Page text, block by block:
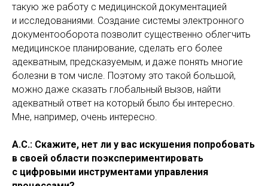
такую же работу с медицинской документацией
и исследованиями. Создание системы электронного
документооборота позволит существенно облегчить
медицинское планирование, сделать его более
адекватным, предсказуемым, и даже понять многие
болезни в том числе. Поэтому это такой большой,
можно даже сказать глобальный вызов, найти
адекватный ответ на который было бы интересно.
Мне, например, очень интересно.
А.С.: Скажите, нет ли у вас искушения попробовать
в своей области поэкспериментировать
с цифровыми инструментами управления